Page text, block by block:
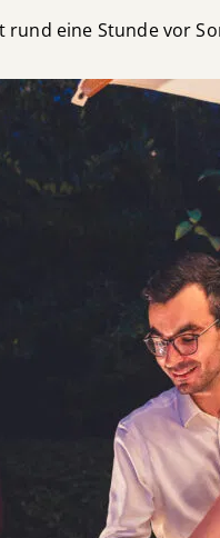
eine Stunde vor